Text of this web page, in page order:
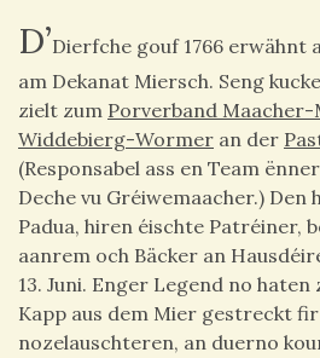
D’Dierfche gouf 1766 erwähnt
am Dekanat Miersch. Seng
zielt zum Porverband
Widdebierg-Wormer an der
(Responsabel ass en Team
Deche vu Gréiwemaacher.) Den
Padua, hiren éischte Patréiner,
aanrem och Bäcker an
13. Juni. Enger Legend no haten
Kapp aus dem Mier gestreckt
nozelauschteren, an duerno